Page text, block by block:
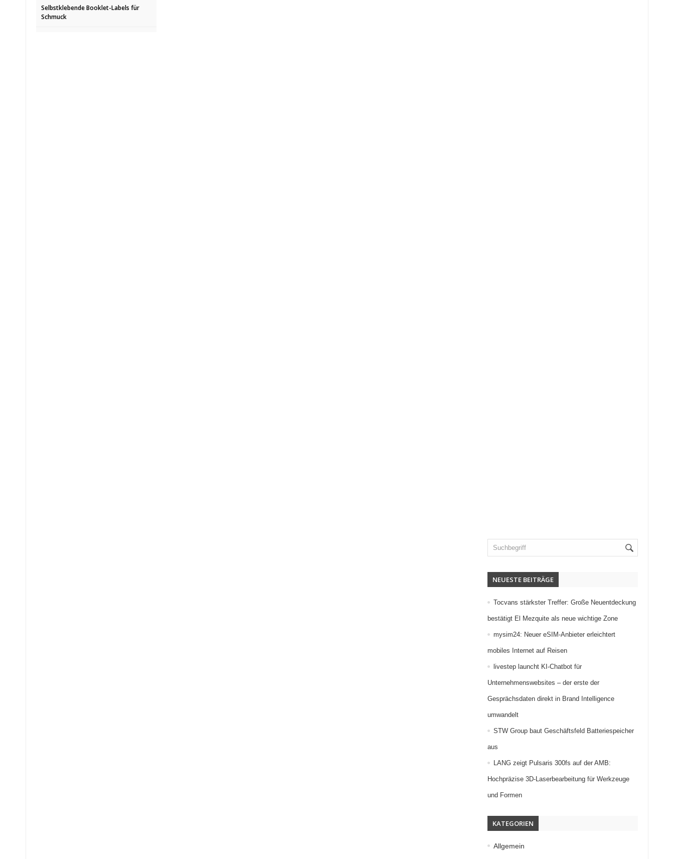
Selbstklebende Booklet-Labels für
Schmuck
NEUESTE BEITRÄGE
Tocvans stärkster Treffer: Große Neuentdeckung
bestätigt El Mezquite als neue wichtige Zone
mysim24: Neuer eSIM-Anbieter erleichtert
mobiles Internet auf Reisen
livestep launcht KI-Chatbot für
Unternehmenswebsites – der erste der
Gesprächsdaten direkt in Brand Intelligence
umwandelt
STW Group baut Geschäftsfeld Batteriespeicher
aus
LANG zeigt Pulsaris 300fs auf der AMB:
Hochpräzise 3D-Laserbearbeitung für Werkzeuge
und Formen
KATEGORIEN
Allgemein